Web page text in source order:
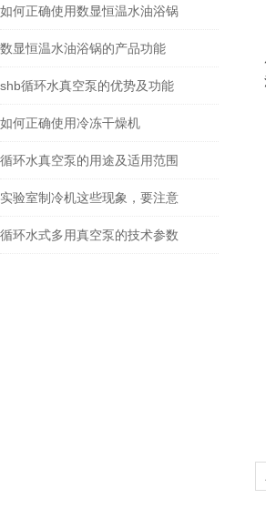
如何正确使用数显恒温水油浴锅
数显恒温水油浴锅的产品功能
shb循环水真空泵的优势及功能
如何正确使用冷冻干燥机
循环水真空泵的用途及适用范围
实验室制冷机这些现象，要注意
循环水式多用真空泵的技术参数